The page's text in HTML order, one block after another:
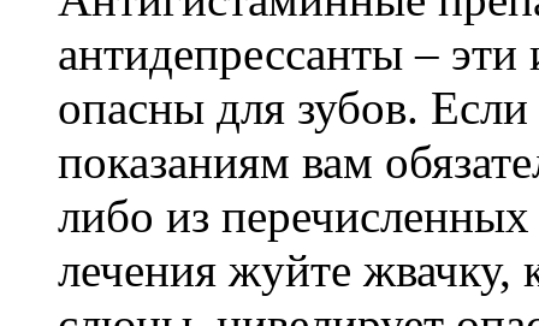
антидепрессанты –
опасны для зубов.
показаниям вам
либо из
лечения жуйте жвачку,